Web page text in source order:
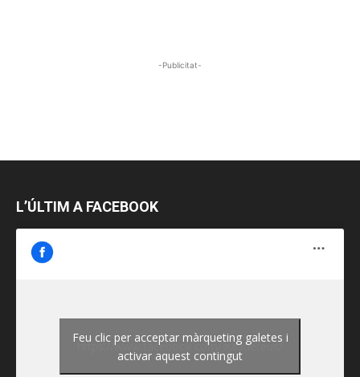
-Publicitat-
L’ÚLTIM A FACEBOOK
https://www.facebook.com/guiadereus/
Feu clic per acceptar màrqueting galetes i
activar aquest contingut